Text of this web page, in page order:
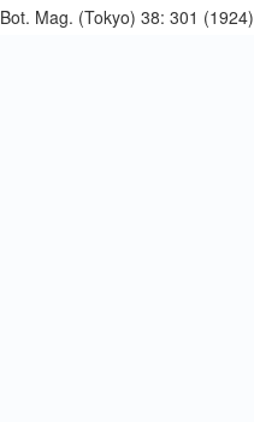
Bot. Mag. (Tokyo) 38: 301 (1924)